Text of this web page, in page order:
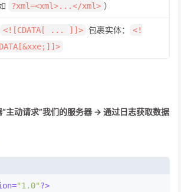
?xml=<xml>...</xml> ）
<![CDATA[ ... ]]> 包裹实体：
<!
“主动请求”我们的服务器 → 通过日志获取数据
"1.0"?>